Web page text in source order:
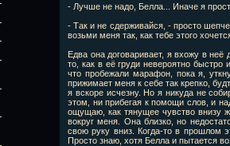
- Лучше не надо, Белла... Иначе я
- Так и не сдерживайся, - просто
возьми меня так, как тебе этого
Едва она договаривает, я вхожу в неё
то, как в её груди невероятно
что пробежали марафон, пока я,
прижимает меня к себе так крепко,
я вскоре исчезну. Но я никуда не
этом, ни прибегая к помощи слов, и
ощущаю, как тянущее чувство внизу
вокруг меня. Она близко, но
свою руку вниз. Когда-то в прошлом
Просто знаю, хотя Белла и пытается